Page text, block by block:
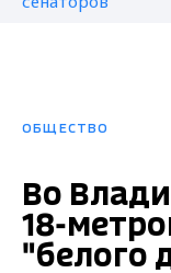
ОБЩЕСТВО
Во
18-
"белого